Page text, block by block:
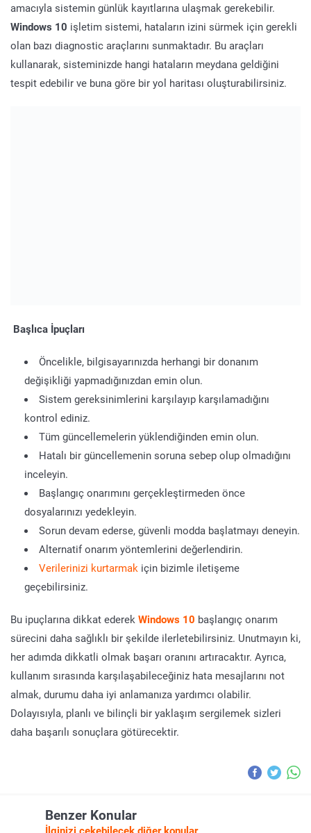
amacıyla sistemin günlük kayıtlarına ulaşmak gerekebilir.
Windows 10 işletim sistemi, hataların izini sürmek için gerekli
olan bazı diagnostic araçlarını sunmaktadır. Bu araçları
kullanarak, sisteminizde hangi hataların meydana geldiğini
tespit edebilir ve buna göre bir yol haritası oluşturabilirsiniz.
Başlıca İpuçları
Öncelikle, bilgisayarınızda herhangi bir donanım
değişikliği yapmadığınızdan emin olun.
Sistem gereksinimlerini karşılayıp karşılamadığını
kontrol ediniz.
Tüm güncellemelerin yüklendiğinden emin olun.
Hatalı bir güncellemenin soruna sebep olup olmadığını
inceleyin.
Başlangıç onarımını gerçekleştirmeden önce
dosyalarınızı yedekleyin.
Sorun devam ederse, güvenli modda başlatmayı deneyin.
Alternatif onarım yöntemlerini değerlendirin.
Verilerinizi kurtarmak için bizimle iletişeme
geçebilirsiniz.
Bu ipuçlarına dikkat ederek Windows 10 başlangıç onarım
sürecini daha sağlıklı bir şekilde ilerletebilirsiniz. Unutmayın ki,
her adımda dikkatli olmak başarı oranını artıracaktır. Ayrıca,
kullanım sırasında karşılaşabileceğiniz hata mesajlarını not
almak, durumu daha iyi anlamanıza yardımcı olabilir.
Dolayısıyla, planlı ve bilinçli bir yaklaşım sergilemek sizleri
daha başarılı sonuçlara götürecektir.
Benzer Konular
İlginizi çekebilecek diğer konular